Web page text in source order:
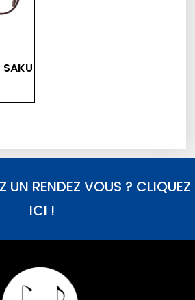
UN RENDEZ VOUS ? CLIQUEZ
ICI !